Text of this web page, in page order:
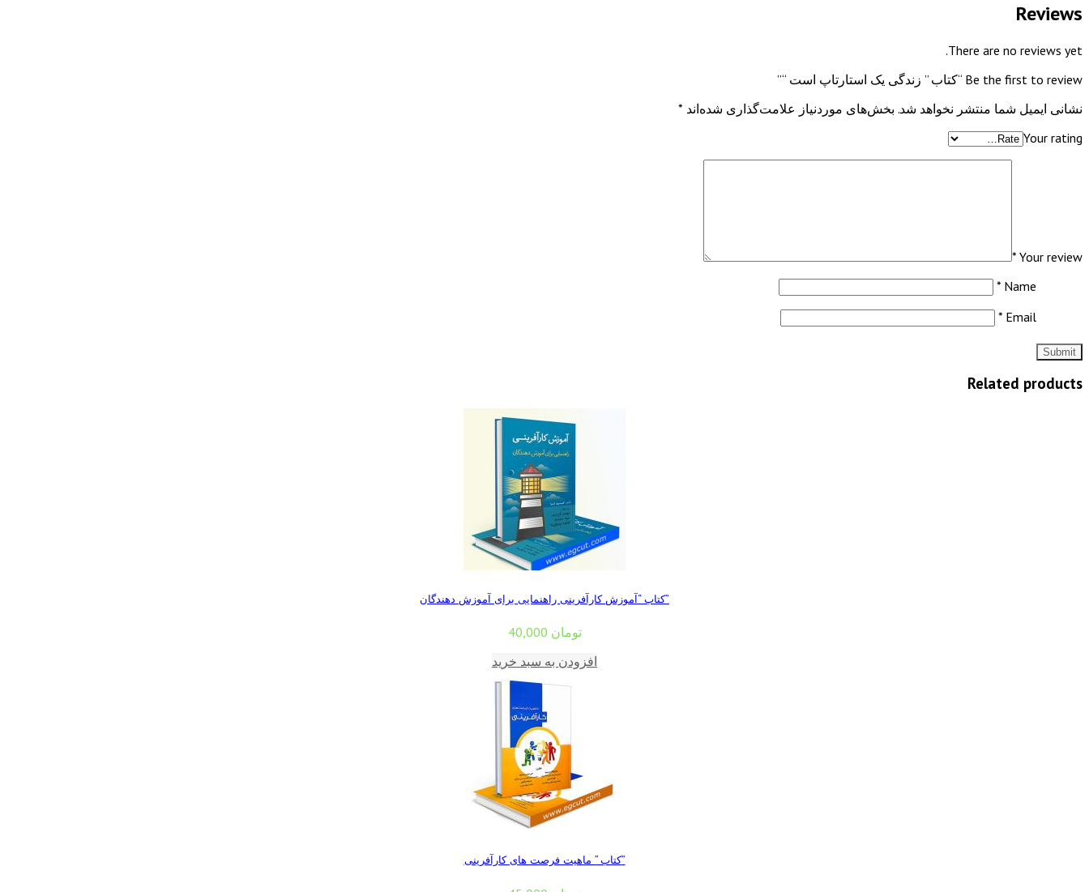
Reviews
There are no reviews yet.
Be the first to review “کتاب ” زندگی یک استارتاپ است “”
نشانی ایمیل شما منتشر نخواهد شد. بخش‌های موردنیاز علامت‌گذاری شده‌اند *
Your rating
Your review
*
Name
*
Email
*
Related products
کتاب “آموزش کارآفرینی راهنمایی برای آموزش دهندگان”
40,000 تومان
افزودن به سبد خرید
کتاب ” ماهیت فرصت های کارآفرینی”